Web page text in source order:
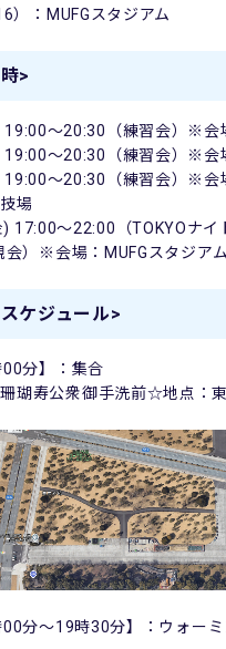
）：MUFGスタジアム
>
19:00～20:30（練習会）※会
19:00～20:30（練習会）※会
19:00～20:30（練習会）※会
場
17:00～22:00（TOKYOナイ
会）※会場：MUFGスタジアム
ケジュール>
00分】：集合
瑚寿公衆御手洗前☆地点：
00分～19時30分】：ウォーミ